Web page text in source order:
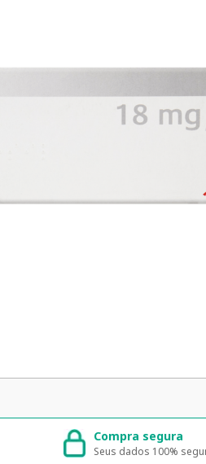
Compra segura
Seus dados 100%